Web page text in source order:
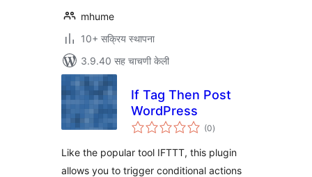
mhume
10+ सक्रिय स्थापना
3.9.40 सह चाचणी केली
If Tag Then Post
WordPress
(0एकूण
मूल्यांकन
)
Like the popular tool IFTTT, this plugin
allows you to trigger conditional actions